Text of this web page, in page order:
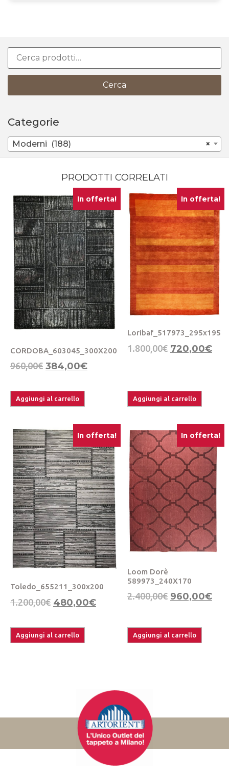
Cerca
Categorie
×
Moderni (188)
PRODOTTI CORRELATI
In offerta!
CORDOBA_603045_300X200
960,00€ 384,00€
Aggiungi al carrello
In offerta!
Loribaf_517973_295x195
1.800,00€ 720,00€
Aggiungi al carrello
In offerta!
Toledo_655211_300x200
1.200,00€ 480,00€
Aggiungi al carrello
In offerta!
Loom Dorè
589973_240X170
2.400,00€ 960,00€
Aggiungi al carrello